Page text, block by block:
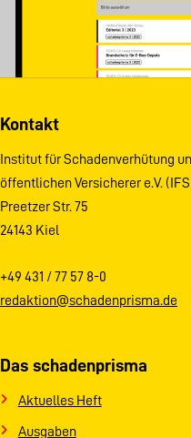
Kontakt
Institut für Schadenverhütung
öffentlichen Versicherer e.V.
Preetzer Str. 75
24143 Kiel
+49 431 / 77 57 8-0
redaktion@schadenprisma.de
Das schadenprisma
Aktuelles Heft
Ausgaben